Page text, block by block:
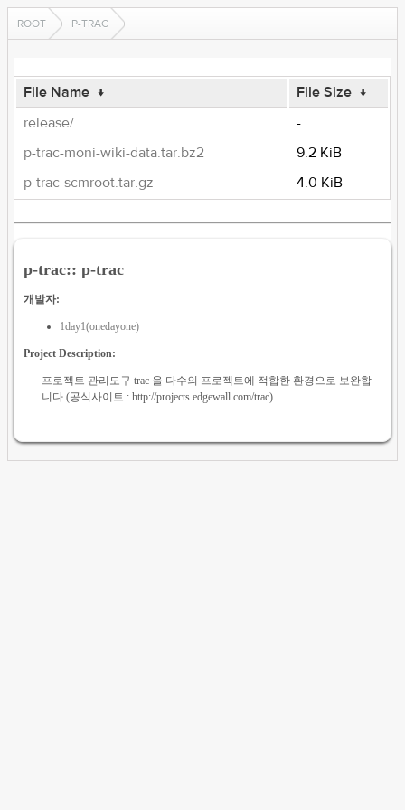
ROOT P-TRAC
File Name ↓ File Size ↓
release/
-
p-trac-moni-wiki-data.tar.bz2
9.2 KiB
p-trac-scmroot.tar.gz
4.0 KiB
p-trac:: p-trac
개발자:
1day1(onedayone)
Project Description:
프로젝트 관리도구 trac 을 다수의 프로젝트에 적합한 환경으로 보완합
니다.(공식사이트 : http://projects.edgewall.com/trac)